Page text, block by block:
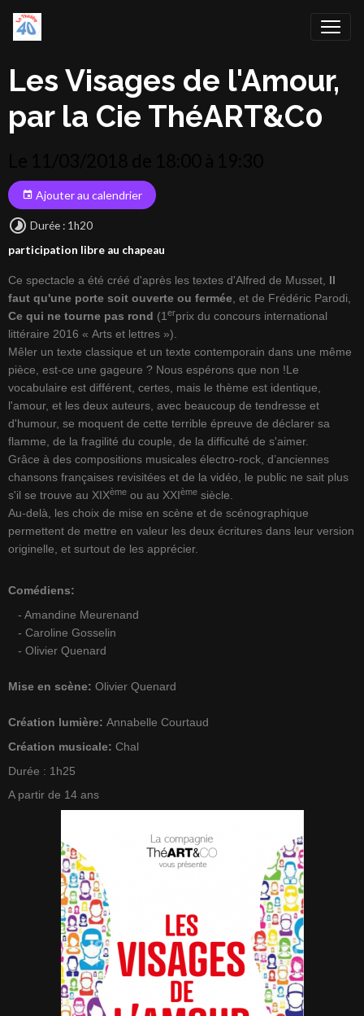
Les Visages de l'Amour,
par la Cie ThéART&C0
Ajouter au calendrier
Durée : 1h20
participation libre au chapeau
Ce spectacle a été créé d'après les textes d'Alfred de Musset, Il
faut qu'une porte soit ouverte ou fermée , et de Frédéric Parodi,
Ce qui ne tourne pas rond (1 erprix du concours international
littéraire 2016 « Arts et lettres »).
Mêler un texte classique et un texte contemporain dans une même
pièce, est-ce une gageure ? Nous espérons que non !Le
vocabulaire est différent, certes, mais le thème est identique,
l'amour, et les deux auteurs, avec beaucoup de tendresse et
d'humour, se moquent de cette terrible épreuve de déclarer sa
flamme, de la fragilité du couple, de la difficulté de s'aimer.
Grâce à des compositions musicales électro-rock, d’anciennes
chansons françaises revisitées et de la vidéo, le public ne sait plus
s'il se trouve au XIXème ou au XXIème siècle.
Au-delà, les choix de mise en scène et de scénographique
permettent de mettre en valeur les deux écritures dans leur version
originelle, et surtout de les apprécier.
Comédiens:
- Amandine Meurenand
- Caroline Gosselin
- Olivier Quenard
Mise en scène: Olivier Quenard
Création lumière: Annabelle Courtaud
Création musicale: Chal
Durée : 1h25
A partir de 14 ans